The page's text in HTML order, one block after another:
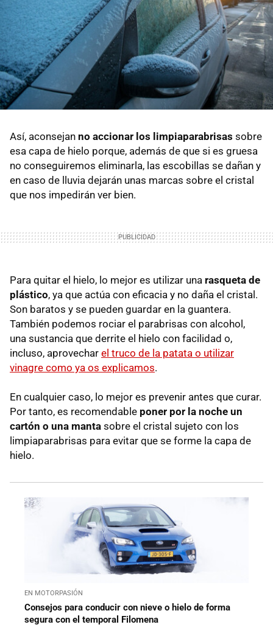
Así, aconsejan no accionar los limpiaparabrisas sobre
esa capa de hielo porque, además de que si es gruesa
no conseguiremos eliminarla, las escobillas se dañan y
en caso de lluvia dejarán unas marcas sobre el cristal
que nos impedirán ver bien.
Para quitar el hielo, lo mejor es utilizar una rasqueta de
plástico, ya que actúa con eficacia y no daña el cristal.
Son baratos y se pueden guardar en la guantera.
También podemos rociar el parabrisas con alcohol,
una sustancia que derrite el hielo con facilidad o,
incluso, aprovechar el truco de la patata o utilizar
vinagre como ya os explicamos.
En cualquier caso, lo mejor es prevenir antes que curar.
Por tanto, es recomendable poner por la noche un
cartón o una manta sobre el cristal sujeto con los
limpiaparabrisas para evitar que se forme la capa de
hielo.
EN MOTORPASIÓN
Consejos para conducir con nieve o hielo de forma
segura con el temporal Filomena